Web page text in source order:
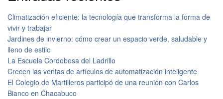
Climatización eficiente: la tecnología que transforma la forma de
vivir y trabajar
Jardines de invierno: cómo crear un espacio verde, saludable y
lleno de estilo
La Escuela Cordobesa del Ladrillo
Crecen las ventas de artículos de automatización inteligente
El Colegio de Martilleros participó de una reunión con Carlos
Bianco en Chacabuco